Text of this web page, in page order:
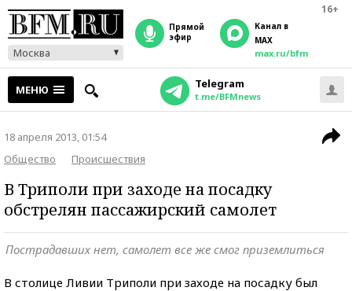
16+
Москва
прямой
эфир
Канал в
MAX
max.ru/bfm
МЕНЮ Telegram
t.me/BFMnews
18 апреля 2013, 01:54
Общество
Происшествия
В Триполи при заходе на посадку
обстрелян пассажирский самолет
Пострадавших нет, самолет все же смог приземлиться
В столице Ливии Триполи при заходе на посадку был